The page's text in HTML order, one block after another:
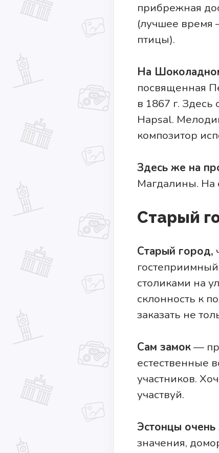
прибрежная
(лучшее время
птицы).
На
посвященная
в 1867 г.
Hapsal.
композитор
Здесь же на
Магдалины. На
Старый
Старый город,
столиками на
склонность к
заказать не
Сам замок—
естественные
участников.
участвуй.
Эстонцы
значения,